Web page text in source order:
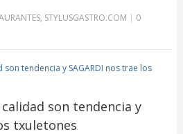
, STYLUSGASTRO.COM | 0
son tendencia y
txuletones